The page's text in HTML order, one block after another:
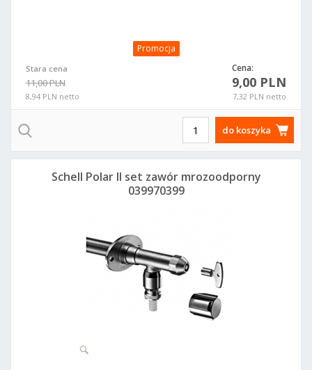
Promocja
Stara cena
11,00 PLN
8,94 PLN netto
Cena:
9,00 PLN
7,32 PLN netto
do koszyka
Schell Polar II set zawór mrozoodporny
039970399